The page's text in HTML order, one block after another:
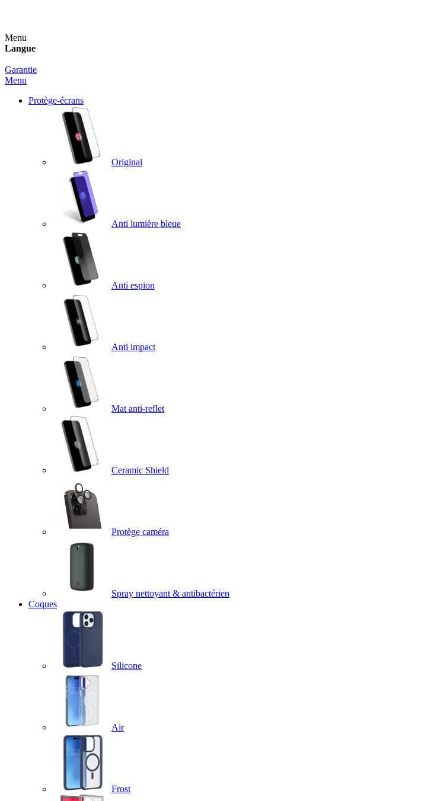
Menu
Langue
Garantie
Menu
Protège-écrans
Original
Anti lumière bleue
Anti espion
Anti impact
Mat anti-reflet
Ceramic Shield
Protège caméra
Spray nettoyant & antibactérien
Coques
Silicone
Air
Frost